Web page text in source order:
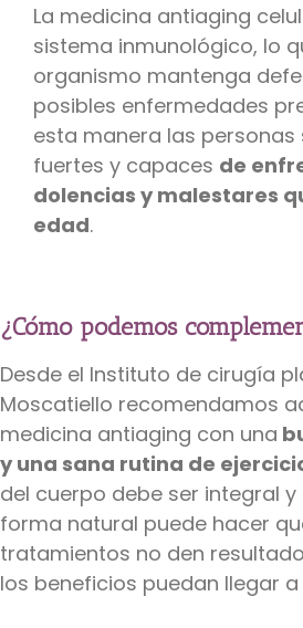
La medicina antiaging
sistema inmunológico, lo
organismo mantenga
posibles enfermedades
esta manera las personas
fuertes y capaces de
dolencias y malestares
edad.
¿Cómo podemos
Desde el Instituto de cirugía
Moscatiello recomendamos
medicina antiaging con una
y una sana rutina de
del cuerpo debe ser integral
forma natural puede hacer
tratamientos no den
los beneficios puedan llegar